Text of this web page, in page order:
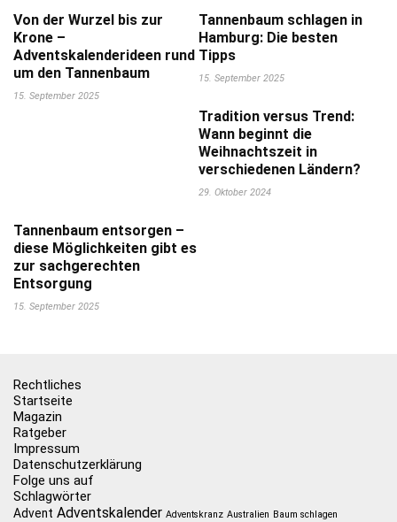
Von der Wurzel bis zur
Krone –
Adventskalenderideen rund
um den Tannenbaum
15. September 2025
Tannenbaum schlagen in
Hamburg: Die besten
Tipps
15. September 2025
Tradition versus Trend:
Wann beginnt die
Weihnachtszeit in
verschiedenen Ländern?
29. Oktober 2024
Tannenbaum entsorgen –
diese Möglichkeiten gibt es
zur sachgerechten
Entsorgung
15. September 2025
Rechtliches
Startseite
Magazin
Ratgeber
Impressum
Datenschutzerklärung
Folge uns auf
Schlagwörter
Advent Adventskalender Adventskranz Australien Baum schlagen